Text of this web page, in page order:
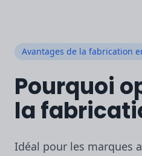
Avantages de la fabrication
Pourquoi
la
Idéal pour les marques